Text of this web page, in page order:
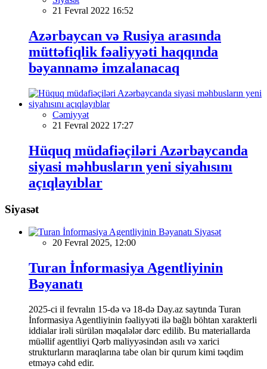
21 Fevral 2022 16:52
Azərbaycan və Rusiya arasında
müttəfiqlik fəaliyyəti haqqında
bəyannamə imzalanacaq
Cəmiyyət
21 Fevral 2022 17:27
Hüquq müdafiəçiləri Azərbaycanda
siyasi məhbusların yeni siyahısını
açıqlayıblar
Siyasət
Siyasət
20 Fevral 2025, 12:00
Turan İnformasiya Agentliyinin
Bəyanatı
2025-ci il fevralın 15-də və 18-də Day.az saytında Turan
İnformasiya Agentliyinin fəaliyyəti ilə bağlı böhtan xarakterli
iddialar irəli sürülən məqalələr dərc edilib. Bu materiallarda
müəllif agentliyi Qərb maliyyəsindən asılı və xarici
strukturların maraqlarına tabe olan bir qurum kimi təqdim
etməyə cəhd edir.